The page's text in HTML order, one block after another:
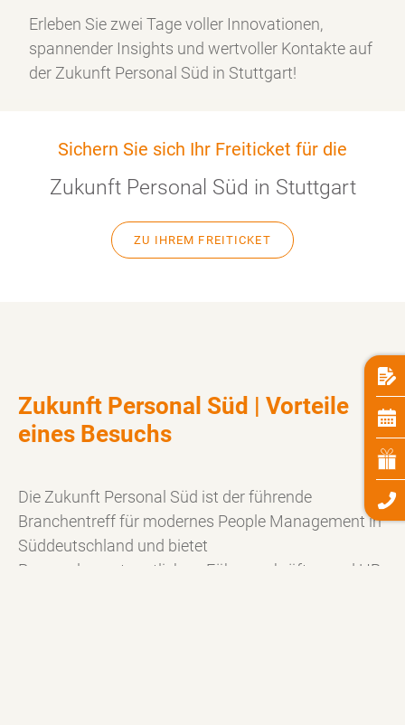
Erleben Sie zwei Tage voller Innovationen,
spannender Insights und wertvoller Kontakte auf
der Zukunft Personal Süd in Stuttgart!
Sichern Sie sich Ihr Freiticket für die
Zukunft Personal Süd in Stuttgart
ZU IHREM FREITICKET
Zukunft Personal Süd | Vorteile
eines Besuchs
Die Zukunft Personal Süd ist der führende
Branchentreff für modernes People Management in
Süddeutschland und bietet
Personalverantwortlichen, Führungskräften und HR-